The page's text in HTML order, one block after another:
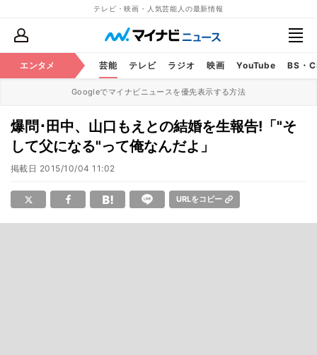
テレビ・映画・人気芸能人の最新情報
エンタメ 芸能 テレビ ラジオ 映画 YouTube BS・
Googleでマイナビニュースを優先表示する方法
爆問･田中、山口もえとの結婚を生報告!「"そ
して父になる"って俺なんだよ」
掲載日 2015/10/04 11:02
URLをコピー